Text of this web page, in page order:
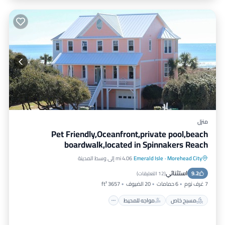
منزل
Pet Friendly,Oceanfront,private pool,beach
boardwalk,located in Spinnakers Reach
Morehead City
·
Emerald Isle4.06 mi إلى وسط المدينة
9.2 استثنائي(12 التعليقات )
7 غرف نوم 6 حمامات 20 الضيوف
3657 ft²
مسبح خاص
مواجه للمحيط
مسبح خاص مواجه للمحيط
موقف سيارات
مسبح